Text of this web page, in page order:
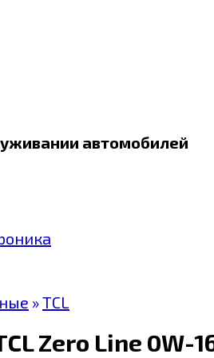
автомобилей
»TCL
Zero Line 0W-